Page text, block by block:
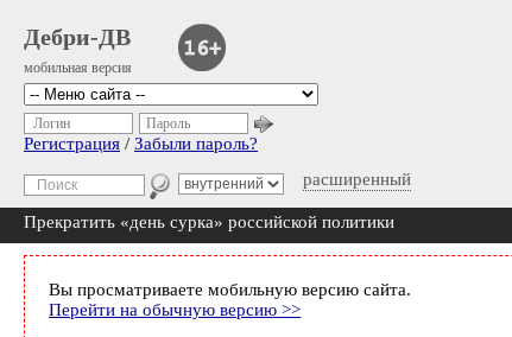
Дебри-ДВ
мобильная версия
расширенный
Логин Пароль
Регистрация / Забыли пароль?
Прекратить «день сурка» российской политики
Вы просматриваете мобильную версию сайта.
Перейти на обычную версию >>